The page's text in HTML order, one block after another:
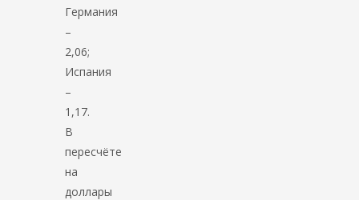
Германия
–
2,06;
Испания
–
1,17.
В
пересчёте
на
доллары